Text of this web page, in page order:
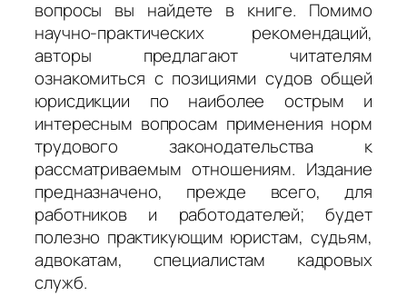
вопросы вы найдете в книге. Помимо
научно-практических рекомендаций,
авторы предлагают читателям
ознакомиться с позициями судов общей
юрисдикции по наиболее острым и
интересным вопросам применения норм
трудового законодательства к
рассматриваемым отношениям. Издание
предназначено, прежде всего, для
работников и работодателей; будет
полезно практикующим юристам, судьям,
адвокатам, специалистам кадровых
служб.